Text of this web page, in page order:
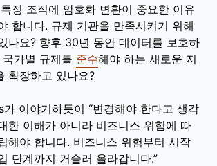
정 조직에 암호화 변환이 중요한 이유
합니다. 규제 기관을 만족시키기 위해
나요? 향후 30년 동안 데이터를 보호하
가별 규제를 준수해야 하는 새로운 지
확장하고 있나요?
이야기하듯이 “변경해야 한다고 생각
한 이해가 아니라 비즈니스 위험에 따
해야 합니다. 비즈니스 위험부터 시작
단계까지 거슬러 올라갑니다.”